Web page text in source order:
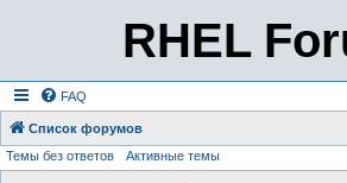
RHEL
FAQ
Список форумов
Темы без ответов Активные темы